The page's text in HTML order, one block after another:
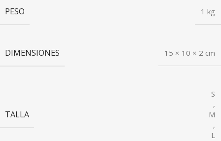
PESO 1 kg
DIMENSIONES 15 × 10 × 2 cm
TALLA
S
,
M
,
L